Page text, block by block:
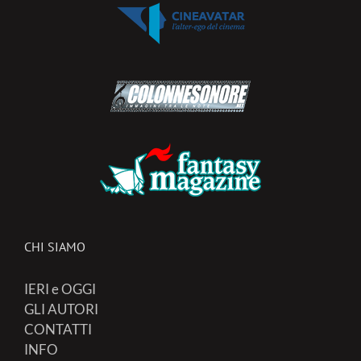
CHI SIAMO
IERI e OGGI
GLI AUTORI
CONTATTI
INFO